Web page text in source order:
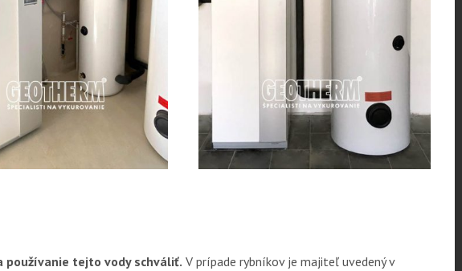
používanie tejto vody schváliť. V prípade rybníkov je majiteľ uvedený v